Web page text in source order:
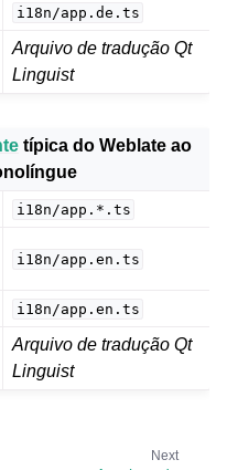
i18n/app.de.ts
Arquivo de tradução Qt
Linguist
típica do Weblate ao
i18n/app.*.ts
i18n/app.en.ts
i18n/app.en.ts
Arquivo de tradução Qt
Linguist
Next